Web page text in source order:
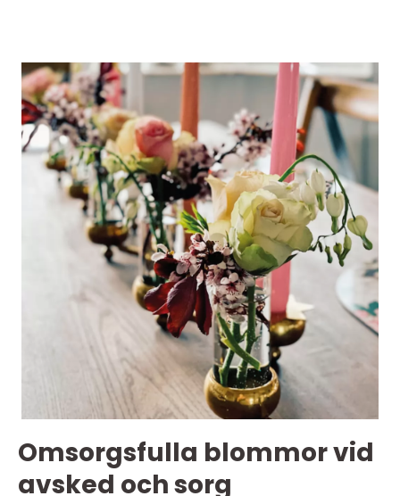
Omsorgsfulla blommor vid
avsked och sorg